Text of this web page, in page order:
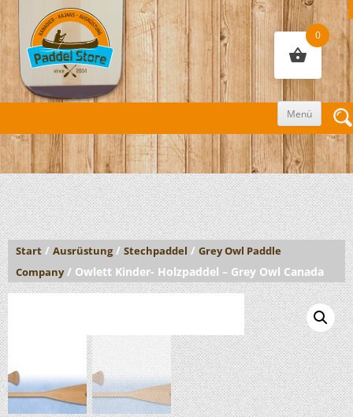
Menü
Zum
Inhalt
Start / Ausrüstung/ Stechpaddel / Grey Owl Paddle
Company/ Owlett Kinder- Holzpaddel – Grey Owl Canada
0